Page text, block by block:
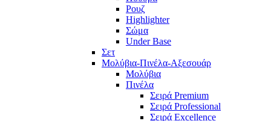
Ρουζ
Highlighter
Σώμα
Under Base
Σετ
Μολύβια-Πινέλα-Αξεσουάρ
Μολύβια
Πινέλα
Σειρά Premium
Σειρά Professional
Σειρά Excellence